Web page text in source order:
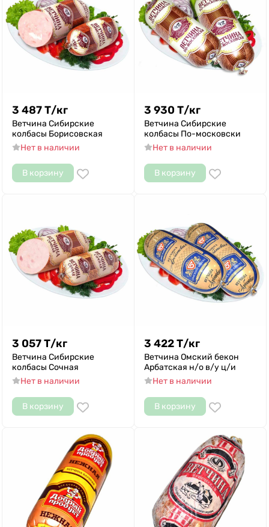
3 487Т/кг
Ветчина Сибирские
колбасы Борисовская
Нет в наличии
В корзину
3 930 Т/кг
Ветчина Сибирские
колбасы По-московски
Нет в наличии
В корзину
3 057Т/кг
Ветчина Сибирские
колбасы Сочная
Нет в наличии
В корзину
3 422Т/кг
Ветчина Омский бекон
Арбатская н/о в/у ц/и
Нет в наличии
В корзину